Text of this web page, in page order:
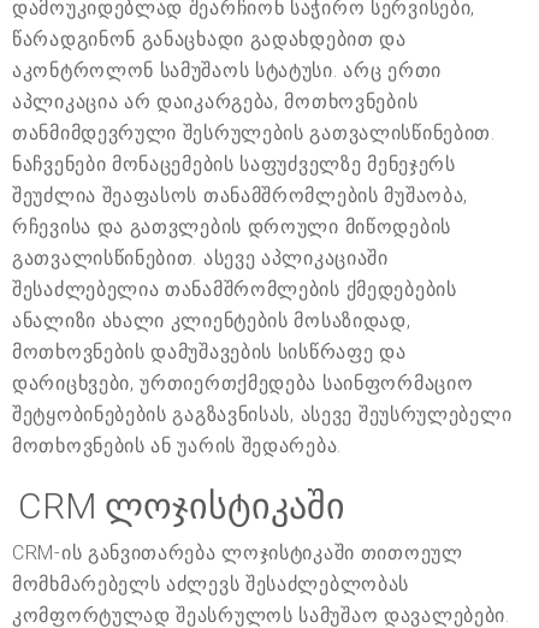
დამოუკიდებლად შეარჩიონ საჭირო სერვისები,
წარადგინონ განაცხადი გადახდებით და
აკონტროლონ სამუშაოს სტატუსი. არც ერთი
აპლიკაცია არ დაიკარგება, მოთხოვნების
თანმიმდევრული შესრულების გათვალისწინებით.
ნაჩვენები მონაცემების საფუძველზე მენეჯერს
შეუძლია შეაფასოს თანამშრომლების მუშაობა,
რჩევისა და გათვლების დროული მიწოდების
გათვალისწინებით. ასევე აპლიკაციაში
შესაძლებელია თანამშრომლების ქმედებების
ანალიზი ახალი კლიენტების მოსაზიდად,
მოთხოვნების დამუშავების სისწრაფე და
დარიცხვები, ურთიერთქმედება საინფორმაციო
შეტყობინებების გაგზავნისას, ასევე შეუსრულებელი
მოთხოვნების ან უარის შედარება.
CRM ლოჯისტიკაში
CRM-ის განვითარება ლოჯისტიკაში თითოეულ
მომხმარებელს აძლევს შესაძლებლობას
კომფორტულად შეასრულოს სამუშაო დავალებები.